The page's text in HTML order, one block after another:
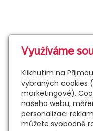
Využíváme
Kliknutím na
vybraných cookies
marketingové).
našeho webu,
personalizaci
můžete svobodně